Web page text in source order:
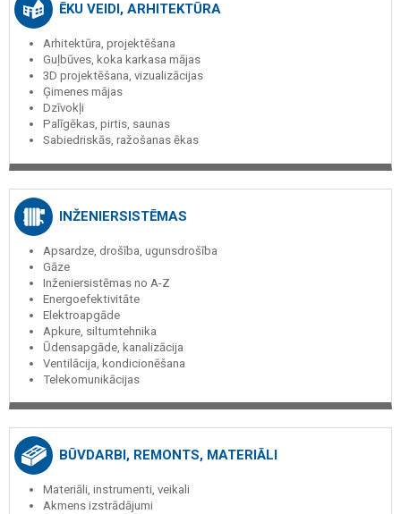
ĒKU VEIDI, ARHITEKTŪRA
Arhitektūra, projektēšana
Guļbūves, koka karkasa mājas
3D projektēšana, vizualizācijas
Ģimenes mājas
Dzīvokļi
Palīgēkas, pirtis, saunas
Sabiedriskās, ražošanas ēkas
INŽENIERSISTĒMAS
Apsardze, drošība, ugunsdrošība
Gāze
Inženiersistēmas no A-Z
Energoefektivitāte
Elektroapgāde
Apkure, siltumtehnika
Ūdensapgāde, kanalizācija
Ventilācija, kondicionēšana
Telekomunikācijas
BŪVDARBI, REMONTS, MATERIĀLI
Materiāli, instrumenti, veikali
Akmens izstrādājumi